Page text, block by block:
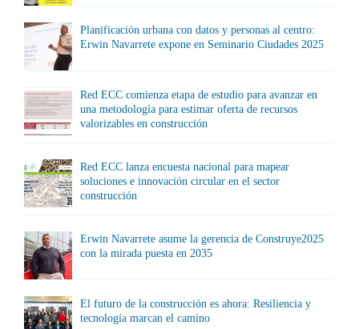
Planificación urbana con datos y personas al centro:
Erwin Navarrete expone en Seminario Ciudades 2025
Red ECC comienza etapa de estudio para avanzar en
una metodología para estimar oferta de recursos
valorizables en construcción
Red ECC lanza encuesta nacional para mapear
soluciones e innovación circular en el sector
construcción
Erwin Navarrete asume la gerencia de Construye2025
con la mirada puesta en 2035
El futuro de la construcción es ahora: Resiliencia y
tecnología marcan el camino